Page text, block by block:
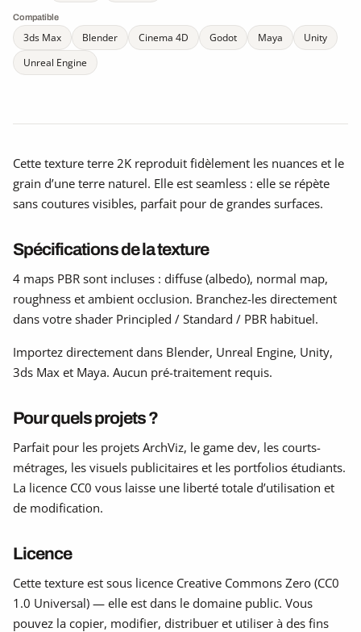
Compatible
3ds Max Blender Cinema 4D Godot Maya
Unity
Unreal Engine
Cette texture terre 2K reproduit fidèlement les nuances et le
grain d’une terre naturel. Elle est seamless : elle se répète
sans coutures visibles, parfait pour de grandes surfaces.
Spécifications de la texture
4 maps PBR sont incluses : diffuse (albedo), normal map,
roughness et ambient occlusion. Branchez-les directement
dans votre shader Principled / Standard / PBR habituel.
Importez directement dans Blender, Unreal Engine, Unity,
3ds Max et Maya. Aucun pré-traitement requis.
Pour quels projets ?
Parfait pour les projets ArchViz, le game dev, les courts-
métrages, les visuels publicitaires et les portfolios étudiants.
La licence CC0 vous laisse une liberté totale d’utilisation et
de modification.
Licence
Cette texture est sous licence Creative Commons Zero (CC0
1.0 Universal) — elle est dans le domaine public. Vous
pouvez la copier, modifier, distribuer et utiliser à des fins